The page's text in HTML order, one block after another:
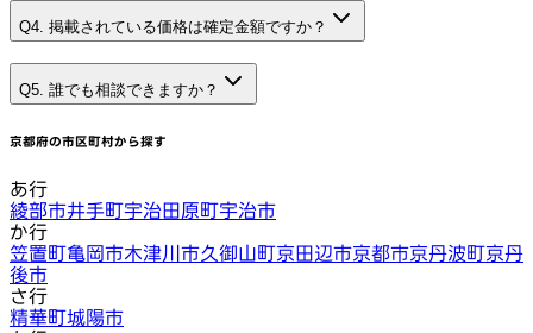
Q4. 掲載されている価格は確定金額ですか？
Q5. 誰でも相談できますか？
京都府の市区町村から探す
あ行
綾部市井手町宇治田原町宇治市
か行
笠置町亀岡市木津川市久御山町京田辺市京都市京丹波町京丹
後市
さ行
精華町城陽市